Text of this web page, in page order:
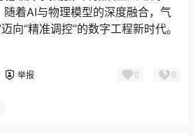
着AI与物理模型的深度融合，气
向“精准调控”的数字工程新时代。
举报 0 0